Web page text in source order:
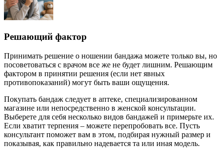
Решающий фактор
Принимать решение о ношении бандажа можете только вы, но
посоветоваться с врачом все же не будет лишним. Решающим
фактором в принятии решения (если нет явных
противопоказаний) могут быть ваши ощущения.
Покупать бандаж следует в аптеке, специализированном
магазине или непосредственно в женской консультации.
Выберете для себя несколько видов бандажей и примерьте их.
Если хватит терпения – можете перепробовать все. Пусть
консультант поможет вам в этом, подбирая нужный размер и
показывая, как правильно надевается та или иная модель.